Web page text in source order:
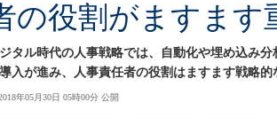
テム運用管理
の役割がますます
タル時代の人事戦略では、自動化や埋め込み
入が進み、人事責任者の役割はますます戦略的
年05月30日 05時00分 公開